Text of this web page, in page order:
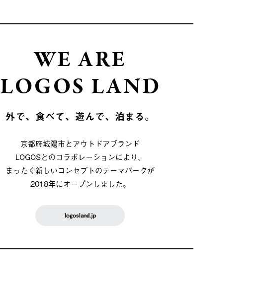
WE ARE
LOGOS LAND
外で、食べて、遊んで、泊まる。
京都府城陽市とアウトドアブランド
LOGOSとのコラボレーションにより、
まったく新しいコンセプトのテーマパークが
2018年にオープンしました。
logosland.jp